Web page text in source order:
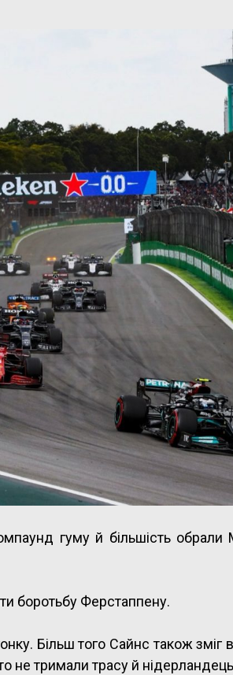
гуму й більшість обрали
боротьбу Ферстаппену.
Більш того Сайнс також зміг
тримали трасу й нідерландець